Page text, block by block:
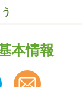
本情報